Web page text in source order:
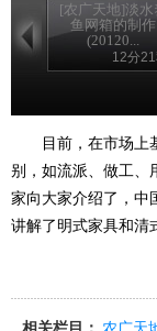
[农广天地]淡水
鱼网箱的制作
(20120...
12分
目前，在市场上基
别，如流派、做工、
家向大家介绍了，中
讲解了明式家具和清